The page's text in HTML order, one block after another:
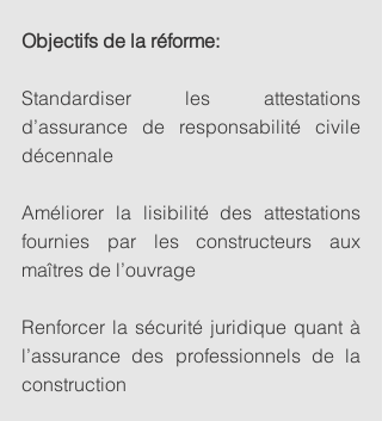
Objectifs de la réforme:
Standardiser les attestations
d’assurance de responsabilité civile
décennale
Améliorer la lisibilité des attestations
fournies par les constructeurs aux
maîtres de l’ouvrage
Renforcer la sécurité juridique quant à
l’assurance des professionnels de la
construction